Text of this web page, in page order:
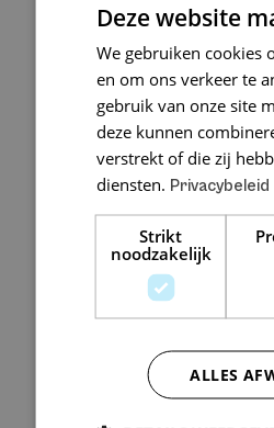
Deze website
We gebruiken cookies
en om ons verkeer te
gebruik van onze site
deze kunnen
verstrekt of die zij
diensten. Privacybeleid
Strikt
noodzakelijk
ALLES